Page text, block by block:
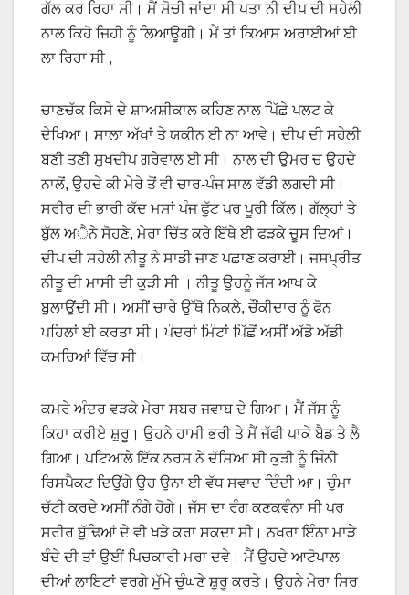
ਗੱਲ ਕਰ ਰਿਹਾ ਸੀ। ਮੈਂ ਸੋਚੀ ਜਾਂਦਾ ਸੀ ਪਤਾ ਨੀ ਦੀਪ ਦੀ ਸਹੇਲੀ
ਨਾਲ ਕਿਹੋ ਜਿਹੀ ਨੂੰ ਲਿਆਊਗੀ। ਮੈਂ ਤਾਂ ਕਿਆਸ ਅਰਾਈਆਂ ਈ
ਲਾ ਰਿਹਾ ਸੀ ,
ਚਾਣਚੱਕ ਕਿਸੇ ਦੇ ਸ਼ਾਅਸ਼ੀਕਾਲ ਕਹਿਣ ਨਾਲ ਪਿੱਛੇ ਪਲਟ ਕੇ
ਦੇਖਿਆ। ਸਾਲਾ ਅੱਖਾਂ ਤੇ ਯਕੀਨ ਈ ਨਾ ਆਵੇ। ਦੀਪ ਦੀ ਸਹੇਲੀ
ਬਣੀ ਤਣੀ ਸੁਖਦੀਪ ਗਰੇਵਾਲ ਈ ਸੀ। ਨਾਲ ਦੀ ਉਮਰ ਚ ਉਹਦੇ
ਨਾਲੋਂ, ਉਹਦੇ ਕੀ ਮੇਰੇ ਤੋਂ ਵੀ ਚਾਰ-ਪੰਜ ਸਾਲ ਵੱਡੀ ਲਗਦੀ ਸੀ।
ਸਰੀਰ ਦੀ ਭਾਰੀ ਕੱਦ ਮਸਾਂ ਪੰਜ ਫੁੱਟ ਪਰ ਪੂਰੀ ਕਿੱਲ। ਗੱਲ੍ਹਾਂ ਤੇ
ਬੁੱਲ ਅੈਨੇ ਸੋਹਣੇ, ਮੇਰਾ ਚਿੱਤ ਕਰੇ ਇੱਥੇ ਈ ਫੜਕੇ ਚੂਸ ਦਿਆਂ।
ਦੀਪ ਦੀ ਸਹੇਲੀ ਨੀਤੂ ਨੇ ਸਾਡੀ ਜਾਣ ਪਛਾਣ ਕਰਾਈ। ਜਸਪ੍ਰੀਤ
ਨੀਤੂ ਦੀ ਮਾਸੀ ਦੀ ਕੁੜੀ ਸੀ । ਨੀਤੂ ਉਹਨੂੰ ਜੱਸ ਆਖ ਕੇ
ਬੁਲਾਉਂਦੀ ਸੀ। ਅਸੀਂ ਚਾਰੇ ਉੱਥੋ ਨਿਕਲੇ, ਚੌਂਕੀਦਾਰ ਨੂੰ ਫੋਨ
ਪਹਿਲਾਂ ਈ ਕਰਤਾ ਸੀ। ਪੰਦਰਾਂ ਮਿੰਟਾਂ ਪਿੱਛੋਂ ਅਸੀਂ ਅੱਡੋ ਅੱਡੀ
ਕਮਰਿਆਂ ਵਿੱਚ ਸੀ।
ਕਮਰੇ ਅੰਦਰ ਵੜਕੇ ਮੇਰਾ ਸਬਰ ਜਵਾਬ ਦੇ ਗਿਆ। ਮੈਂ ਜੱਸ ਨੂੰ
ਕਿਹਾ ਕਰੀਏ ਸ਼ੁਰੂ। ਉਹਨੇ ਹਾਮੀ ਭਰੀ ਤੇ ਮੈਂ ਜੱਫੀ ਪਾਕੇ ਬੈਡ ਤੇ ਲੈ
ਗਿਆ। ਪਟਿਆਲੇ ਇੱਕ ਨਰਸ ਨੇ ਦੱਸਿਆ ਸੀ ਕੁੜੀ ਨੂੰ ਜਿੰਨੀ
ਰਿਸਪੈਕਟ ਦਿਉਂਗੇ ਉਹ ਉਨਾ ਈ ਵੱਧ ਸਵਾਦ ਦਿੰਦੀ ਆ। ਚੁੰਮਾ
ਚੱਟੀ ਕਰਦੇ ਅਸੀਂ ਨੰਗੇ ਹੋਗੇ। ਜੱਸ ਦਾ ਰੰਗ ਕਣਕਵੰਨਾ ਸੀ ਪਰ
ਸਰੀਰ ਬੁੱਢਿਆਂ ਦੇ ਵੀ ਖੜੇ ਕਰਾ ਸਕਦਾ ਸੀ। ਨਖਰਾ ਇੰਨਾ ਮਾੜੇ
ਬੰਦੇ ਦੀ ਤਾਂ ਉਈਂ ਪਿਚਕਾਰੀ ਮਰਾ ਦਵੇ। ਮੈਂ ਉਹਦੇ ਆਟੋਪਾਲ
ਦੀਆਂ ਲਾਇਟਾਂ ਵਰਗੇ ਮੁੱਮੇ ਚੁੰਘਣੇ ਸ਼ੁਰੂ ਕਰਤੇ। ਉਹਨੇ ਮੇਰਾ ਸਿਰ